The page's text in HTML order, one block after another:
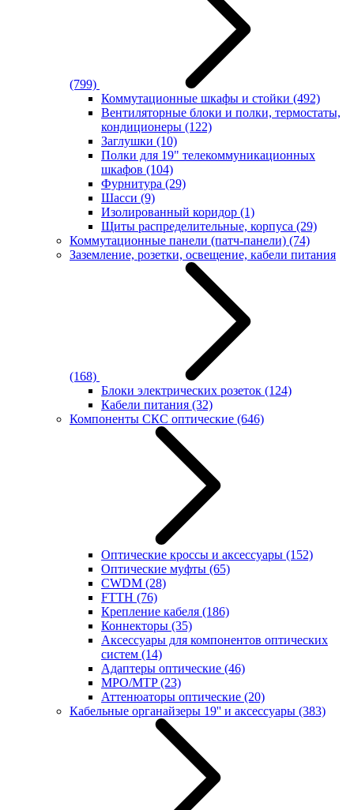
(799)
Коммутационные шкафы и стойки (492)
Вентиляторные блоки и полки, термостаты,
кондиционеры (122)
Заглушки (10)
Полки для 19" телекоммуникационных
шкафов (104)
Фурнитура (29)
Шасси (9)
Изолированный коридор (1)
Щиты распределительные, корпуса (29)
Коммутационные панели (патч-панели) (74)
Заземление, розетки, освещение, кабели питания
(168)
Блоки электрических розеток (124)
Кабели питания (32)
Компоненты СКС оптические (646)
Оптические кроссы и аксессуары (152)
Оптические муфты (65)
CWDM (28)
FTTH (76)
Крепление кабеля (186)
Коннекторы (35)
Аксессуары для компонентов оптических
систем (14)
Адаптеры оптические (46)
MPO/MTP(23)
Аттенюаторы оптические (20)
Кабельные органайзеры 19'' и аксессуары (383)